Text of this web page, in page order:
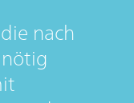
nach